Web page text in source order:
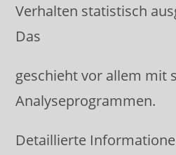
Verhalten statistisch
Das
geschieht vor allem mit
Analyseprogrammen.
Detaillierte